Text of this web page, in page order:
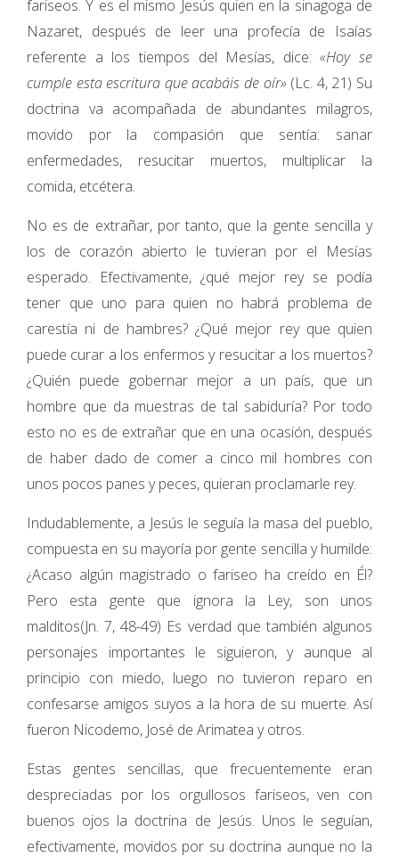
fariseos. Y es el mismo Jesús quien en la sinagoga de
Nazaret, después de leer una profecía de Isaías
referente a los tiempos del Mesías, dice:«Hoy se
cumple esta escritura que acabáis de oír»(Lc. 4, 21) Su
doctrina va acompañada de abundantes milagros,
movido por la compasión que sentía: sanar
enfermedades, resucitar muertos, multiplicar la
comida, etcétera.
No es de extrañar, por tanto, que la gente sencilla y
los de corazón abierto le tuvieran por el Mesías
esperado. Efectivamente, ¿qué mejor rey se podía
tener que uno para quien no habrá problema de
carestía ni de hambres? ¿Qué mejor rey que quien
puede curar a los enfermos y resucitar a los muertos?
¿Quién puede gobernar mejor a un país, que un
hombre que da muestras de tal sabiduría? Por todo
esto no es de extrañar que en una ocasión, después
de haber dado de comer a cinco mil hombres con
unos pocos panes y peces, quieran proclamarle rey.
Indudablemente, a Jesús le seguía la masa del pueblo,
compuesta en su mayoría por gente sencilla y humilde:
¿Acaso algún magistrado o fariseo ha creído en Él?
Pero esta gente que ignora la Ley, son unos
malditos(Jn. 7, 48-49) Es verdad que también algunos
personajes importantes le siguieron, y aunque al
principio con miedo, luego no tuvieron reparo en
confesarse amigos suyos a la hora de su muerte. Así
fueron Nicodemo, José de Arimatea y otros.
Estas gentes sencillas, que frecuentemente eran
despreciadas por los orgullosos fariseos, ven con
buenos ojos la doctrina de Jesús. Unos le seguían,
efectivamente, movidos por su doctrina aunque no la